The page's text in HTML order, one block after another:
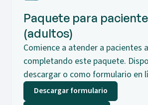
Paquete para
(adultos)
Comience a atender a pacientes
completando este paquete.
descargar o como formulario en
Descargar formulario